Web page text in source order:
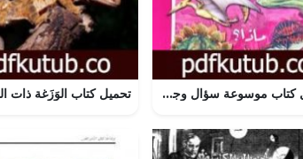
تحميل كتاب موسوعة سؤال وجواب – عالم الديناصورات PDF تأليف مجموعة من المؤلفين مجانا [كامل]